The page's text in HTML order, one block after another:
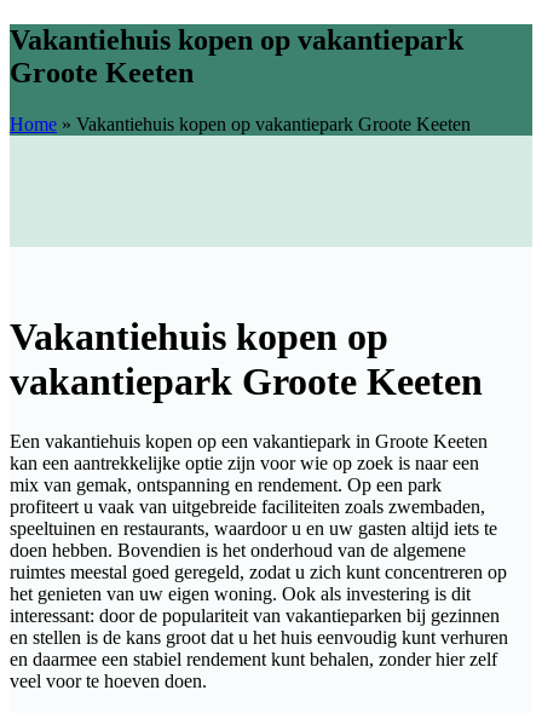
Vakantiehuis kopen op vakantiepark
Groote Keeten
Home » Vakantiehuis kopen op vakantiepark Groote Keeten
Vakantiehuis kopen op
vakantiepark Groote Keeten
Een vakantiehuis kopen op een vakantiepark in Groote Keeten
kan een aantrekkelijke optie zijn voor wie op zoek is naar een
mix van gemak, ontspanning en rendement. Op een park
profiteert u vaak van uitgebreide faciliteiten zoals zwembaden,
speeltuinen en restaurants, waardoor u en uw gasten altijd iets te
doen hebben. Bovendien is het onderhoud van de algemene
ruimtes meestal goed geregeld, zodat u zich kunt concentreren op
het genieten van uw eigen woning. Ook als investering is dit
interessant: door de populariteit van vakantieparken bij gezinnen
en stellen is de kans groot dat u het huis eenvoudig kunt verhuren
en daarmee een stabiel rendement kunt behalen, zonder hier zelf
veel voor te hoeven doen.